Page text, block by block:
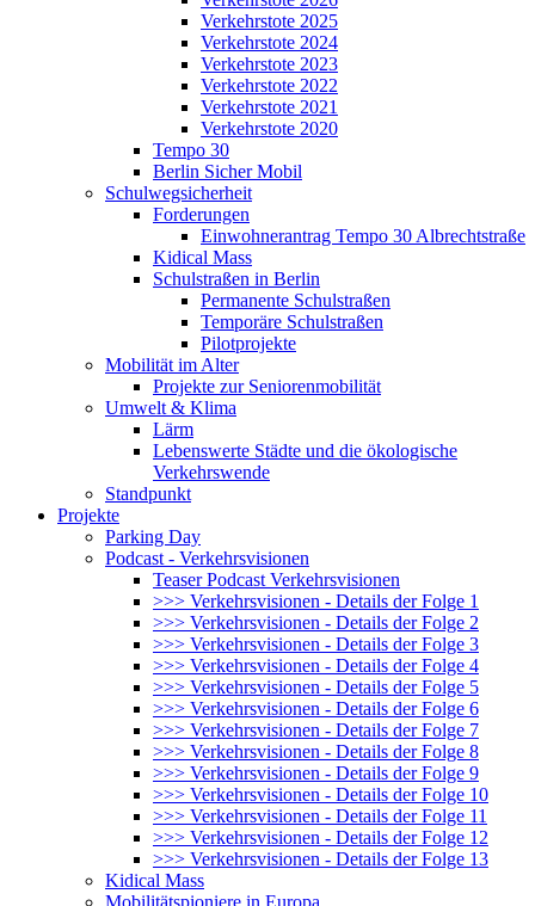
Verkehrstote 2025
Verkehrstote 2024
Verkehrstote 2023
Verkehrstote 2022
Verkehrstote 2021
Verkehrstote 2020
Tempo 30
Berlin Sicher Mobil
Schulwegsicherheit
Forderungen
Einwohnerantrag Tempo 30 Albrechtstraße
Kidical Mass
Schulstraßen in Berlin
Permanente Schulstraßen
Temporäre Schulstraßen
Pilotprojekte
Mobilität im Alter
Projekte zur Seniorenmobilität
Umwelt & Klima
Lärm
Lebenswerte Städte und die ökologische
Verkehrswende
Standpunkt
Projekte
Parking Day
Podcast - Verkehrsvisionen
Teaser Podcast Verkehrsvisionen
>>> Verkehrsvisionen - Details der Folge 1
>>> Verkehrsvisionen - Details der Folge 2
>>> Verkehrsvisionen - Details der Folge 3
>>> Verkehrsvisionen - Details der Folge 4
>>> Verkehrsvisionen - Details der Folge 5
>>> Verkehrsvisionen - Details der Folge 6
>>> Verkehrsvisionen - Details der Folge 7
>>> Verkehrsvisionen - Details der Folge 8
>>> Verkehrsvisionen - Details der Folge 9
>>> Verkehrsvisionen - Details der Folge 10
>>> Verkehrsvisionen - Details der Folge 11
>>> Verkehrsvisionen - Details der Folge 12
>>> Verkehrsvisionen - Details der Folge 13
Kidical Mass
Mobilitätspioniere in Europa